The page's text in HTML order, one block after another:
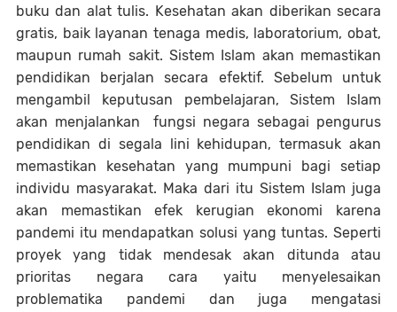
buku dan alat tulis. Kesehatan akan diberikan secara
gratis, baik layanan tenaga medis, laboratorium, obat,
maupun rumah sakit. Sistem Islam akan memastikan
pendidikan berjalan secara efektif. Sebelum untuk
mengambil keputusan pembelajaran, Sistem Islam
akan menjalankan fungsi negara sebagai pengurus
pendidikan di segala lini kehidupan, termasuk akan
memastikan kesehatan yang mumpuni bagi setiap
individu masyarakat. Maka dari itu Sistem Islam juga
akan memastikan efek kerugian ekonomi karena
pandemi itu mendapatkan solusi yang tuntas. Seperti
proyek yang tidak mendesak akan ditunda atau
prioritas negara cara yaitu menyelesaikan
problematika pandemi dan juga mengatasi